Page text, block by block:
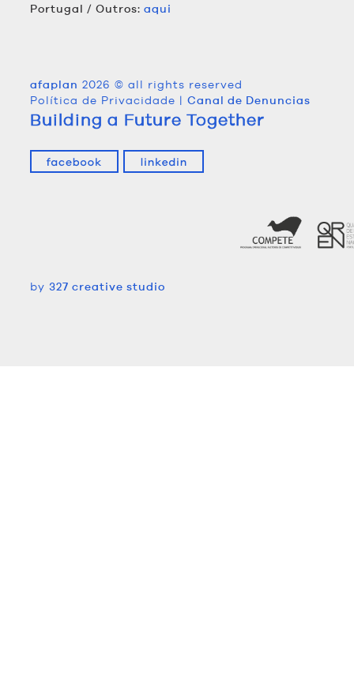
Portugal / Outros: aqui
afaplan 2026 © all rights reserved
Política de Privacidade | Canal de Denuncias
Building a Future Together
by 327 creative studio